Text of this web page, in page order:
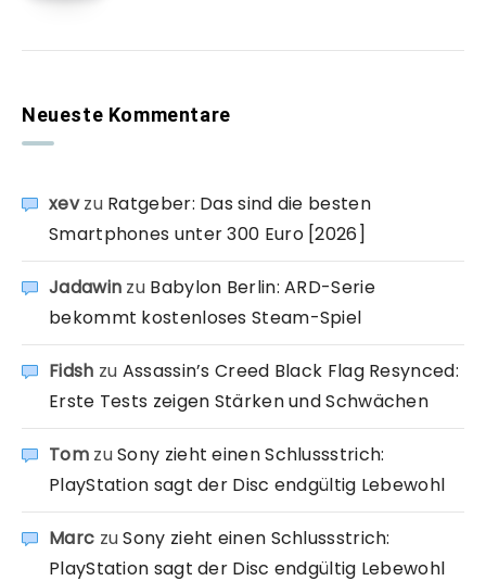
Neueste Kommentare
xevzu Ratgeber: Das sind die besten
Smartphones unter 300 Euro [2026]
Jadawin zu Babylon Berlin: ARD-Serie
bekommt kostenloses Steam-Spiel
Fidsh zu Assassin’s Creed Black Flag Resynced:
Erste Tests zeigen Stärken und Schwächen
TomzuSony zieht einen Schlussstrich:
PlayStation sagt der Disc endgültig Lebewohl
Marc zuSony zieht einen Schlussstrich:
PlayStation sagt der Disc endgültig Lebewohl